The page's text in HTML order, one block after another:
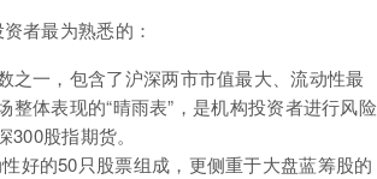
者最为熟悉的：
之一，包含了沪深两市市值最大、流动性最
体表现的“晴雨表”，是机构投资者进行风险
股指期货。
好的50只股票组成，更侧重于大盘蓝筹股的